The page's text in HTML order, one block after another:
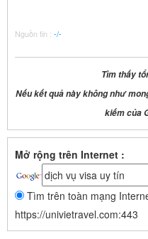
Nguồn tin : -/-
Tìm thấy
Nếu kết quả này không như
kiếm của
Mở rộng trên Internet :
Tìm trên toàn mạng
https://univietravel.com:443